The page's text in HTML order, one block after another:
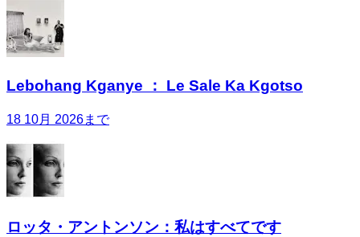
Lebohang Kganye ： Le Sale Ka Kgotso
18 10月 2026まで
ロッタ・アントンソン：私はすべてです